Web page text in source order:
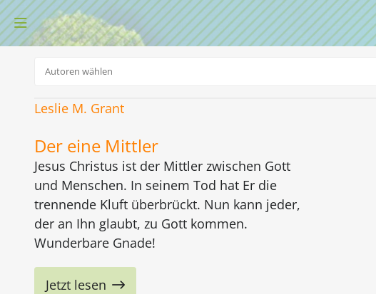
Leslie M. Grant
Der eine Mittler
Jesus Christus ist der Mittler zwischen Gott
und Menschen. In seinem Tod hat Er die
trennende Kluft überbrückt. Nun kann jeder,
der an Ihn glaubt, zu Gott kommen.
Wunderbare Gnade!
Jetzt lesen